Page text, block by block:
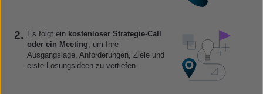
2. Es folgt ein kostenloser Strategie-Call
oder ein Meeting, um Ihre
Ausgangslage, Anforderungen, Ziele und
erste Lösungsideen zu vertiefen.